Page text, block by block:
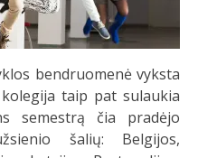
bendruomenė vyksta
taip pat sulaukia
semestrą čia pradėjo
šalių: Belgijos,